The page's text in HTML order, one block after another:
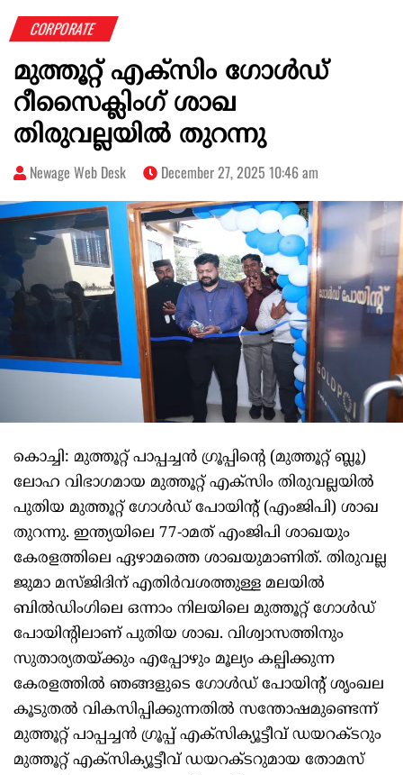
CORPORATE
മുത്തൂറ്റ് എക്സിം ഗോള്‍ഡ്
റീസൈക്ലിംഗ് ശാഖ
തിരുവല്ലയില്‍ തുറന്നു
Newage Web Desk December 27, 2025 10:46 am
കൊച്ചി: മുത്തൂറ്റ് പാപ്പച്ചന്‍ ഗ്രൂപ്പിന്റെ (മുത്തൂറ്റ് ബ്ലൂ)
ലോഹ വിഭാഗമായ മുത്തൂറ്റ് എക്സിം തിരുവല്ലയില്‍
പുതിയ മുത്തൂറ്റ് ഗോള്‍ഡ് പോയിന്റ് (എംജിപി) ശാഖ
തുറന്നു. ഇന്ത്യയിലെ 77-ാമത് എംജിപി ശാഖയും
കേരളത്തിലെ ഏഴാമത്തെ ശാഖയുമാണിത്. തിരുവല്ല
ജുമാ മസ്ജിദിന് എതിര്‍വശത്തുള്ള മലയില്‍
ബില്‍ഡിംഗിലെ ഒന്നാം നിലയിലെ മുത്തൂറ്റ് ഗോള്‍ഡ്
പോയിന്റിലാണ് പുതിയ ശാഖ. വിശ്വാസത്തിനും
സുതാര്യതയ്ക്കും എപ്പോഴും മൂല്യം കല്പിക്കുന്ന
കേരളത്തില്‍ ഞങ്ങളുടെ ഗോള്‍ഡ് പോയിന്റ് ശൃംഖല
കൂടുതല്‍ വികസിപ്പിക്കുന്നതില്‍ സന്തോഷമുണ്ടെന്ന്
മുത്തൂറ്റ് പാപ്പച്ചന്‍ ഗ്രൂപ്പ് എക്‌സിക്യൂട്ടീവ് ഡയറക്ടറും
മുത്തൂറ്റ് എക്‌സിക്യൂട്ടീവ് ഡയറക്ടറുമായ തോമസ്